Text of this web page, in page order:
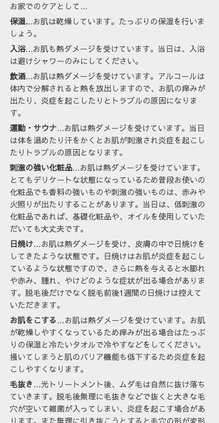
お家でのケアとして...
保湿...お肌は乾燥しています。たっぷりの保湿を行いま
しょう。
入浴...お肌も熱ダメージを受けています。当日は、入浴
は避けシャワーのみにしてください。
飲酒...お肌は熱ダメージを受けています。アルコールは
体内で分解されると熱を放出しますので、お肌の痒みが
出たり、炎症を起こしたりとトラブルの原因になりま
す。
運動・サウナ...お肌は熱ダメージを受けています。当日
は体を温めたり汗をかくとお肌が刺激され炎症を起こし
たりトラブルの原因となります。
刺激の強い化粧品...お肌は熱ダメージを受けています。
とてもデリケートな状態になっているため普段お使いの
化粧品でも香料の強いものや刺激の強いものは、赤みや
火照りが出たりすることがあります。当日は、低刺激の
化粧品であれば、基礎化粧品や、オイルを使用していた
だいても大丈夫です。
日焼け…お肌は熱ダメージを受け、皮膚の中で日焼けを
してきたような状態です。日焼けはお肌が炎症を起こし
ているような状態ですので、さらに熱を与えると水膨れ
や赤み、腫れ、やけどのような症状が出る場合がありま
す。脱毛後だけでなく脱毛前後1週間の日焼けは控えて
いただきます。
お肌をこする…お肌は熱ダメージを受けています。お肌
が乾燥しやすくなっているため痒みが出る場合はたっぷ
りの保湿と冷たいタオルで冷やすなどをしてください。
掻いてしまうと肌のバリア機能も低下するため炎症を起
こしやすくなります。
毛抜き…光トリートメント後、ムダ毛は自然に抜け落ち
ていきます。脱毛後無理に毛抜きなどで抜くと大きな毛
穴が空いて雑菌が入ってしまい、炎症を起こす場合があ
ります。また無理に引き抜こうとすると毛穴の形が変形